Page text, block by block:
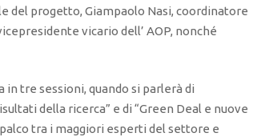
del progetto, Giampaolo Nasi, coordinatore
vicario dell’ AOP, nonché
tre sessioni, quando si parlerà di
della ricerca” e di “Green Deal e nuove
tra i maggiori esperti del settore e